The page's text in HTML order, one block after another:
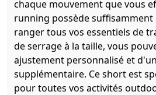
chaque mouvement que vous
running possède
ranger tous vos essentiels de
de serrage à la taille, vous
ajustement personnalisé et
supplémentaire. Ce short est
pour toutes vos activités